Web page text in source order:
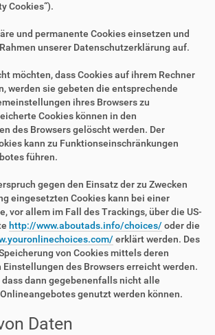
Cookies“).
und permanente Cookies einsetzen und
unserer Datenschutzerklärung auf.
möchten, dass Cookies auf ihrem Rechner
werden sie gebeten die entsprechende
ihres Browsers zu
Cookies können in den
des Browsers gelöscht werden. Der
kann zu Funktionseinschränkungen
führen.
gegen den Einsatz der zu Zwecken
eingesetzten Cookies kann bei einer
vor allem im Fall des Trackings, über die US-
http://www.aboutads.info/choices/ oder die
erklärt werden. Des
von Cookies mittels deren
des Browsers erreicht werden.
dann gegebenenfalls nicht alle
genutzt werden können.
Daten